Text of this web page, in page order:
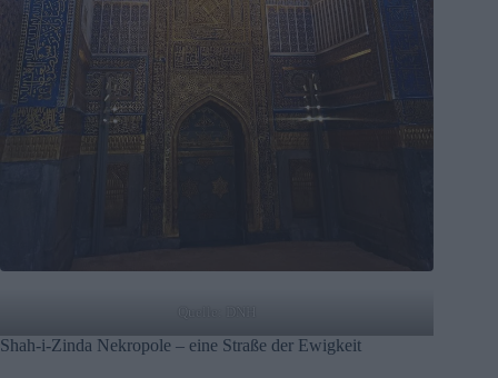
Quelle: DNH
Shah-i-Zinda Nekropole – eine Straße der Ewigkeit